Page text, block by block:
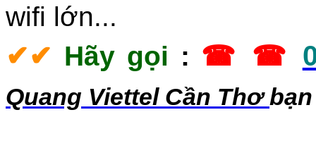
wifi lớn...
✔✔ Hãy gọi : ☎ ☎
Quang Viettel Cần Thơ